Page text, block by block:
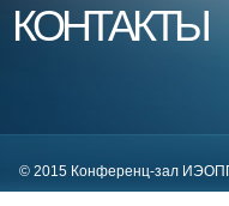
КОНТАКТЫ
© 2015 Конференц-зал